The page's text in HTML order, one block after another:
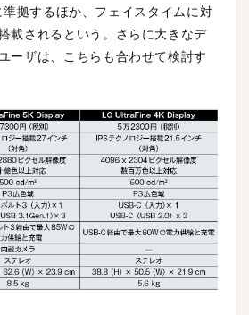
拠するほか、フェイスタイムに対
載されるという。さらに大きなデ
ーザは、こちらも合わせて検討す